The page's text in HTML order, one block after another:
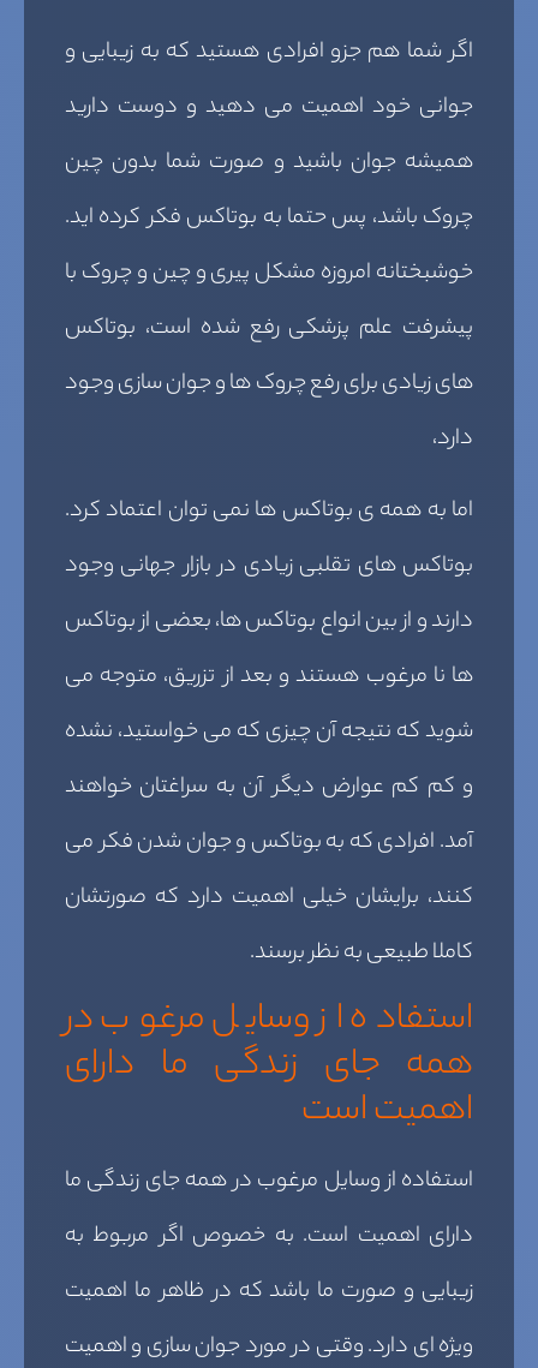
اگر شما هم جزو افرادی هستید که به زیبایی و
جوانی خود اهمیت می دهید و دوست دارید
همیشه جوان باشید و صورت شما بدون چین
چروک باشد، پس حتما به بوتاکس فکر کرده اید.
خوشبختانه امروزه مشکل پیری و چین و چروک با
پیشرفت علم پزشکی رفع شده است، بوتاکس
های زیادی برای رفع چروک ها و جوان سازی وجود
دارد،
اما به همه ی بوتاکس ها نمی توان اعتماد کرد.
بوتاکس های تقلبی زیادی در بازار جهانی وجود
دارند و از بین انواع بوتاکس ها، بعضی از بوتاکس
ها نا مرغوب هستند و بعد از تزریق، متوجه می
شوید که نتیجه آن چیزی که می خواستید، نشده
و کم کم عوارض دیگر آن به سراغتان خواهند
آمد. افرادی که به بوتاکس و جوان شدن فکر می
کنند، برایشان خیلی اهمیت دارد که صورتشان
کاملا طبیعی به نظر برسند.
استفاده از وسایل مرغوب در
همه جای زندگی ما دارای
اهمیت است
استفاده از وسایل مرغوب در همه جای زندگی ما
دارای اهمیت است. به خصوص اگر مربوط به
زیبایی و صورت ما باشد که در ظاهر ما اهمیت
ویژه ای دارد. وقتی در مورد جوان سازی و اهمیت